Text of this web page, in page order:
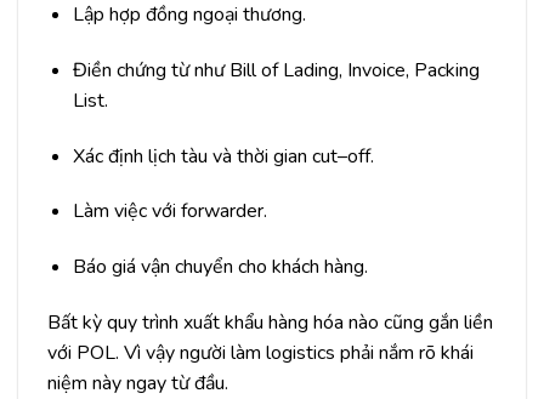
Lập hợp đồng ngoại thương.
Điền chứng từ như Bill of Lading, Invoice, Packing
List.
Xác định lịch tàu và thời gian cut–off.
Làm việc với forwarder.
Báo giá vận chuyển cho khách hàng.
Bất kỳ quy trình xuất khẩu hàng hóa nào cũng gắn liền
với POL. Vì vậy người làm logistics phải nắm rõ khái
niệm này ngay từ đầu.